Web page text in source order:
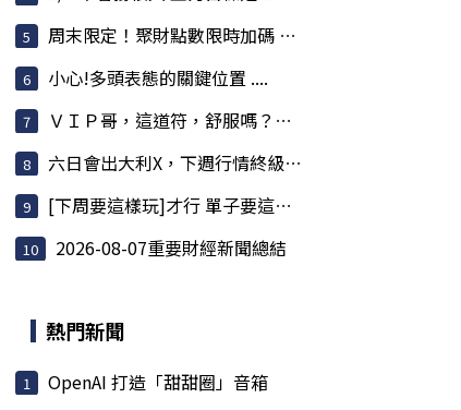
周末限定！聚財點數限時加碼 2%，聰明放大你的購...
小心!多頭表態的關鍵位置 ....
ＶＩＰ哥，這道符，舒服嗎？哥，快聽我一言，不害哥
六日會出大利X，下週行情終級解謎
[下周要這樣玩]才行 單子要這樣做才穩 *千點伺候
2026-08-07重要財經新聞總結
熱門新聞
OpenAI 打造「甜甜圈」音箱